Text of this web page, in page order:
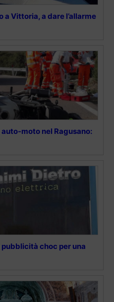
a Vittoria, a dare l’allarme
moto nel Ragusano:
pubblicità choc per una